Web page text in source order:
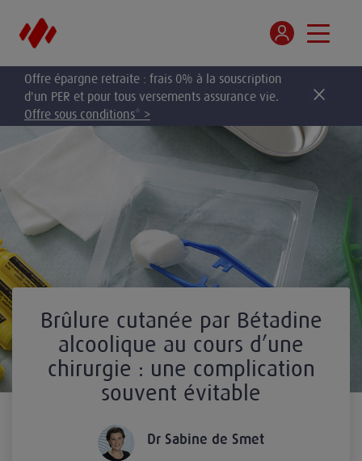
Offre épargne retraite : frais 0% à la souscription
d'un PER et pour tous versements assurance vie.
Offre sous conditions* >
Brûlure cutanée par Bétadine
alcoolique au cours d’une
chirurgie : une complication
souvent évitable
Dr Sabine de Smet